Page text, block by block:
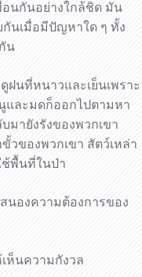
นกันอย่างใกล้ชิด มัน
นเมื่อมีปัญหาใด ๆ ทั้ง
น
ฝนที่หนาวและเย็นเพราะ
และมดก็ออกไปตามหา
มายังรังของพวกเขา
วของพวกเขา สัตว์เหล่า
ช้พื้นที่ในป่า
นองความต้องการของ
ห็นความกังวล